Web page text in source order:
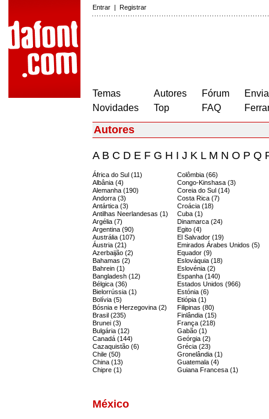
Entrar | Registrar
Temas
Novidades
Autores
Top
Fórum
FAQ
Autores
AB C D E F G H I J K LM N O P Q
África do Sul (11)
Albânia (4)
Alemanha (190)
Andorra (3)
Antártica (3)
Antilhas Neerlandesas (1)
Argélia (7)
Argentina (90)
Austrália (107)
Áustria (21)
Azerbaijão (2)
Bahamas (2)
Bahrein (1)
Bangladesh (12)
Bélgica (36)
Bielorrússia (1)
Bolívia (5)
Bósnia e Herzegovina (2)
Brasil (235)
Brunei (3)
Bulgária (12)
Canadá (144)
Cazaquistão (6)
Chile (50)
China (13)
Chipre (1)
Colômbia (66)
Congo-Kinshasa (3)
Coreia do Sul (14)
Costa Rica (7)
Croácia (18)
Cuba (1)
Dinamarca (24)
Egito (4)
El Salvador (19)
Emirados Árabes Unidos (5)
Equador (9)
Eslováquia (18)
Eslovénia (2)
Espanha (140)
Estados Unidos (966)
Estónia (6)
Etiópia (1)
Filipinas (80)
Finlândia (15)
França (218)
Gabão (1)
Geórgia (2)
Grécia (23)
Gronelândia (1)
Guatemala (4)
Guiana Francesa (1)
México